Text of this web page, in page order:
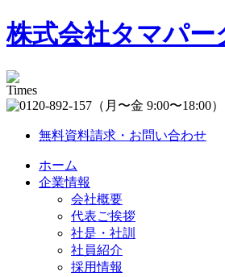
株式会社タマパー
（月〜金 9:00〜18:00）
無料資料請求・お問い合わせ
ホーム
企業情報
会社概要
代表ご挨拶
社是・社訓
社員紹介
採用情報